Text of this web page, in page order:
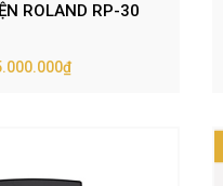
ROLAND RP-30